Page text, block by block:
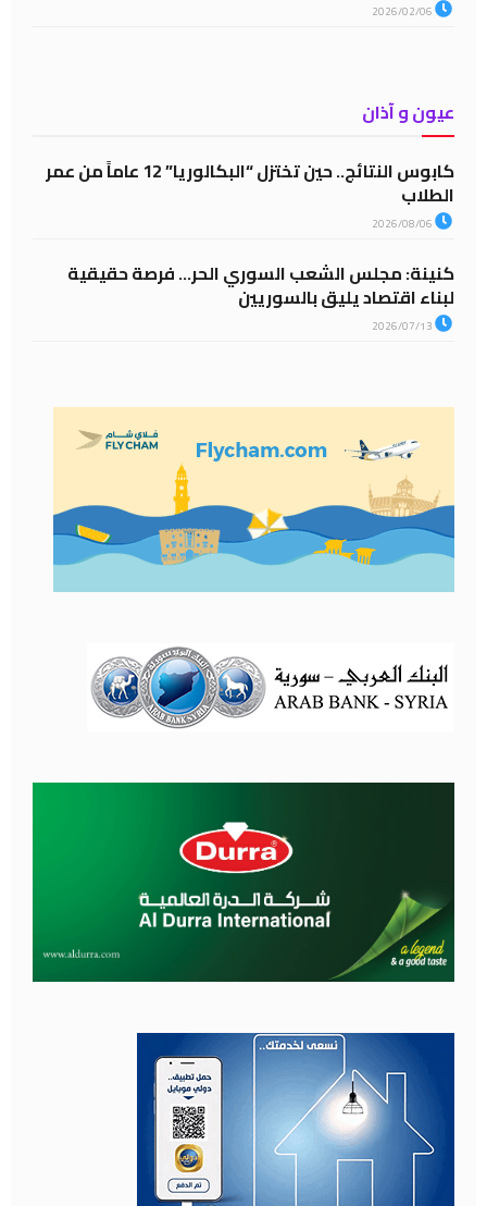
عيون و آذان
كابوس النتائج.. حين تختزل “البكالوريا” 12 عاماً من عمر
الطلاب
كنينة: مجلس الشعب السوري الحر… فرصة حقيقية
لبناء اقتصاد يليق بالسوريين